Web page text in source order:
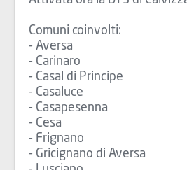
Comuni coinvolti:
- Aversa
- Carinaro
- Casal di Principe
- Casaluce
- Casapesenna
- Cesa
- Frignano
- Gricignano di Aversa